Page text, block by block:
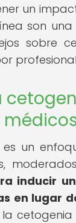
un
son
sobre
es un
inducir
en lugar